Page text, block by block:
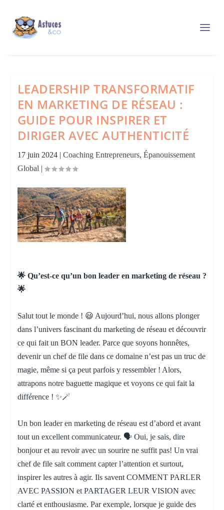
LEADERSHIP TRANSFORMATIF
EN MARKETING DE RÉSEAU :
GUIDE POUR INSPIRER ET
DIRIGER AVEC AUTHENTICITÉ
17 juin 2024| Coaching Entrepreneurs, Épanouissement
Global |
🌟 Qu’est-ce qu’un bon leader en marketing de réseau ?
🌟
Salut tout le monde ! 😃 Aujourd’hui, nous allons plonger
dans l’univers fascinant du marketing de réseau et découvrir
ce qui fait un BON leader. Parce que soyons honnêtes,
devenir un chef de file dans ce domaine n’est pas un truc de
magie, même si ça peut parfois y ressembler ! Alors,
attrapons notre baguette magique et voyons ce qui fait la
différence ! ✨🪄
Un bon leader en marketing de réseau est d’abord et avant
tout un excellent communicateur. 🗣️ Oui, je sais, dire
bonjour et au revoir avec un sourire ne suffit pas! Un vrai
chef de file sait comment capter l’attention et surtout,
inspirer les autres à agir. Ils savent COMMENT PARLER
AVEC PASSION et PARTAGER LEUR VISION avec
clarté et enthousiasme. Par exemple, lorsque je guide des